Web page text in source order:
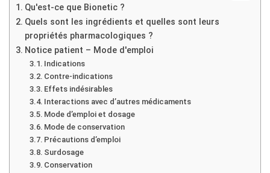
Qu'est-ce que Bionetic ?
Quels sont les ingrédients et quelles sont leurs
propriétés pharmacologiques ?
Notice patient – Mode d'emploi
Indications
Contre-indications
Effets indésirables
Interactions avec d’autres médicaments
Mode d’emploi et dosage
Mode de conservation
Précautions d’emploi
Surdosage
Conservation